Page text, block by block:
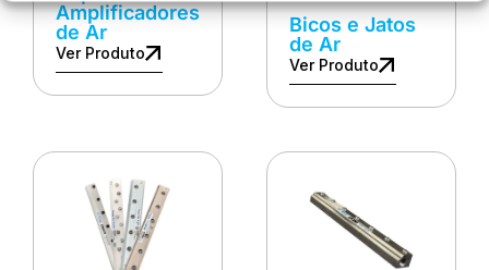
Amplificadores
de Ar
Ver Produto
Bicos e Jatos
de Ar
Ver Produto